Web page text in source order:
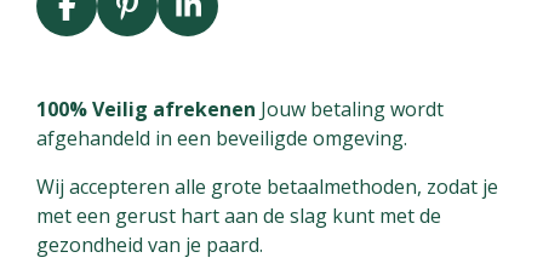
F
a
e
b
o
k
P
i
t
e
e
s
t
L
i
k
e
I
n
100% Veilig afrekenen Jouw betaling wordt
afgehandeld in een beveiligde omgeving.
Wij accepteren alle grote betaalmethoden, zodat je
met een gerust hart aan de slag kunt met de
gezondheid van je paard.